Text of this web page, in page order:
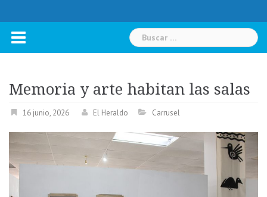
Buscar:
Memoria y arte habitan las salas
16 junio, 2026 El Heraldo Carrusel